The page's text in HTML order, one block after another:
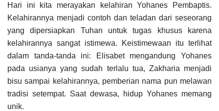
Hari ini kita merayakan kelahiran Yohanes Pembaptis.
Kelahirannya menjadi contoh dan teladan dari seseorang
yang dipersiapkan Tuhan untuk tugas khusus karena
kelahirannya sangat istimewa. Keistimewaan itu terlihat
dalam tanda-tanda ini: Elisabet mengandung Yohanes
pada usianya yang sudah terlalu tua, Zakharia menjadi
bisu sampai kelahirannya, pemberian nama pun melawan
tradisi setempat. Saat dewasa, hidup Yohanes memang
unik.